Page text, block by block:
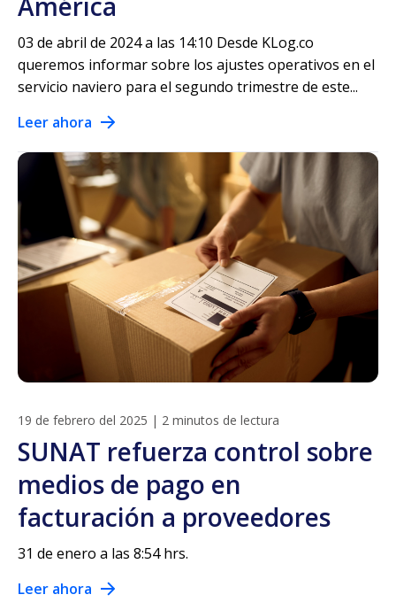
03 de abril de 2024 a las 14:10 Desde KLog.co
queremos informar sobre los ajustes operativos en el
servicio naviero para el segundo trimestre de este...
Leer ahora
19 de febrero del 2025 | 2 minutos de lectura
SUNAT refuerza control sobre
medios de pago en
facturación a proveedores
31 de enero a las 8:54 hrs.
Leer ahora